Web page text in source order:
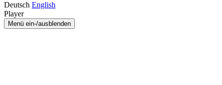
Deutsch English
Player
Menü ein-/ausblenden